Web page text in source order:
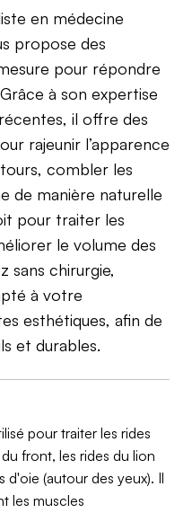
en médecine
propose des
pour répondre
à son expertise
il offre des
rajeunir l’apparence
combler les
de manière naturelle
pour traiter les
le volume des
sans chirurgie,
à votre
esthétiques, afin de
et durables.
pour traiter les rides
front, les rides du lion
d'oie (autour des yeux). Il
les muscles